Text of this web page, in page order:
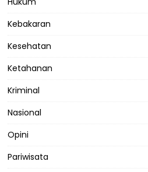
Kebakaran
Kesehatan
Ketahanan
Kriminal
Nasional
Opini
Pariwisata